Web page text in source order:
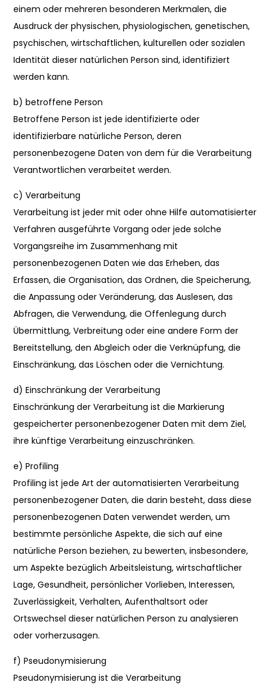
einem oder mehreren besonderen Merkmalen, die
Ausdruck der physischen, physiologischen, genetischen,
psychischen, wirtschaftlichen, kulturellen oder sozialen
Identität dieser natürlichen Person sind, identifiziert
werden kann.
b) betroffene Person
Betroffene Person ist jede identifizierte oder
identifizierbare natürliche Person, deren
personenbezogene Daten von dem für die Verarbeitung
Verantwortlichen verarbeitet werden.
c) Verarbeitung
Verarbeitung ist jeder mit oder ohne Hilfe automatisierter
Verfahren ausgeführte Vorgang oder jede solche
Vorgangsreihe im Zusammenhang mit
personenbezogenen Daten wie das Erheben, das
Erfassen, die Organisation, das Ordnen, die Speicherung,
die Anpassung oder Veränderung, das Auslesen, das
Abfragen, die Verwendung, die Offenlegung durch
Übermittlung, Verbreitung oder eine andere Form der
Bereitstellung, den Abgleich oder die Verknüpfung, die
Einschränkung, das Löschen oder die Vernichtung.
d) Einschränkung der Verarbeitung
Einschränkung der Verarbeitung ist die Markierung
gespeicherter personenbezogener Daten mit dem Ziel,
ihre künftige Verarbeitung einzuschränken.
e) Profiling
Profiling ist jede Art der automatisierten Verarbeitung
personenbezogener Daten, die darin besteht, dass diese
personenbezogenen Daten verwendet werden, um
bestimmte persönliche Aspekte, die sich auf eine
natürliche Person beziehen, zu bewerten, insbesondere,
um Aspekte bezüglich Arbeitsleistung, wirtschaftlicher
Lage, Gesundheit, persönlicher Vorlieben, Interessen,
Zuverlässigkeit, Verhalten, Aufenthaltsort oder
Ortswechsel dieser natürlichen Person zu analysieren
oder vorherzusagen.
f) Pseudonymisierung
Pseudonymisierung ist die Verarbeitung